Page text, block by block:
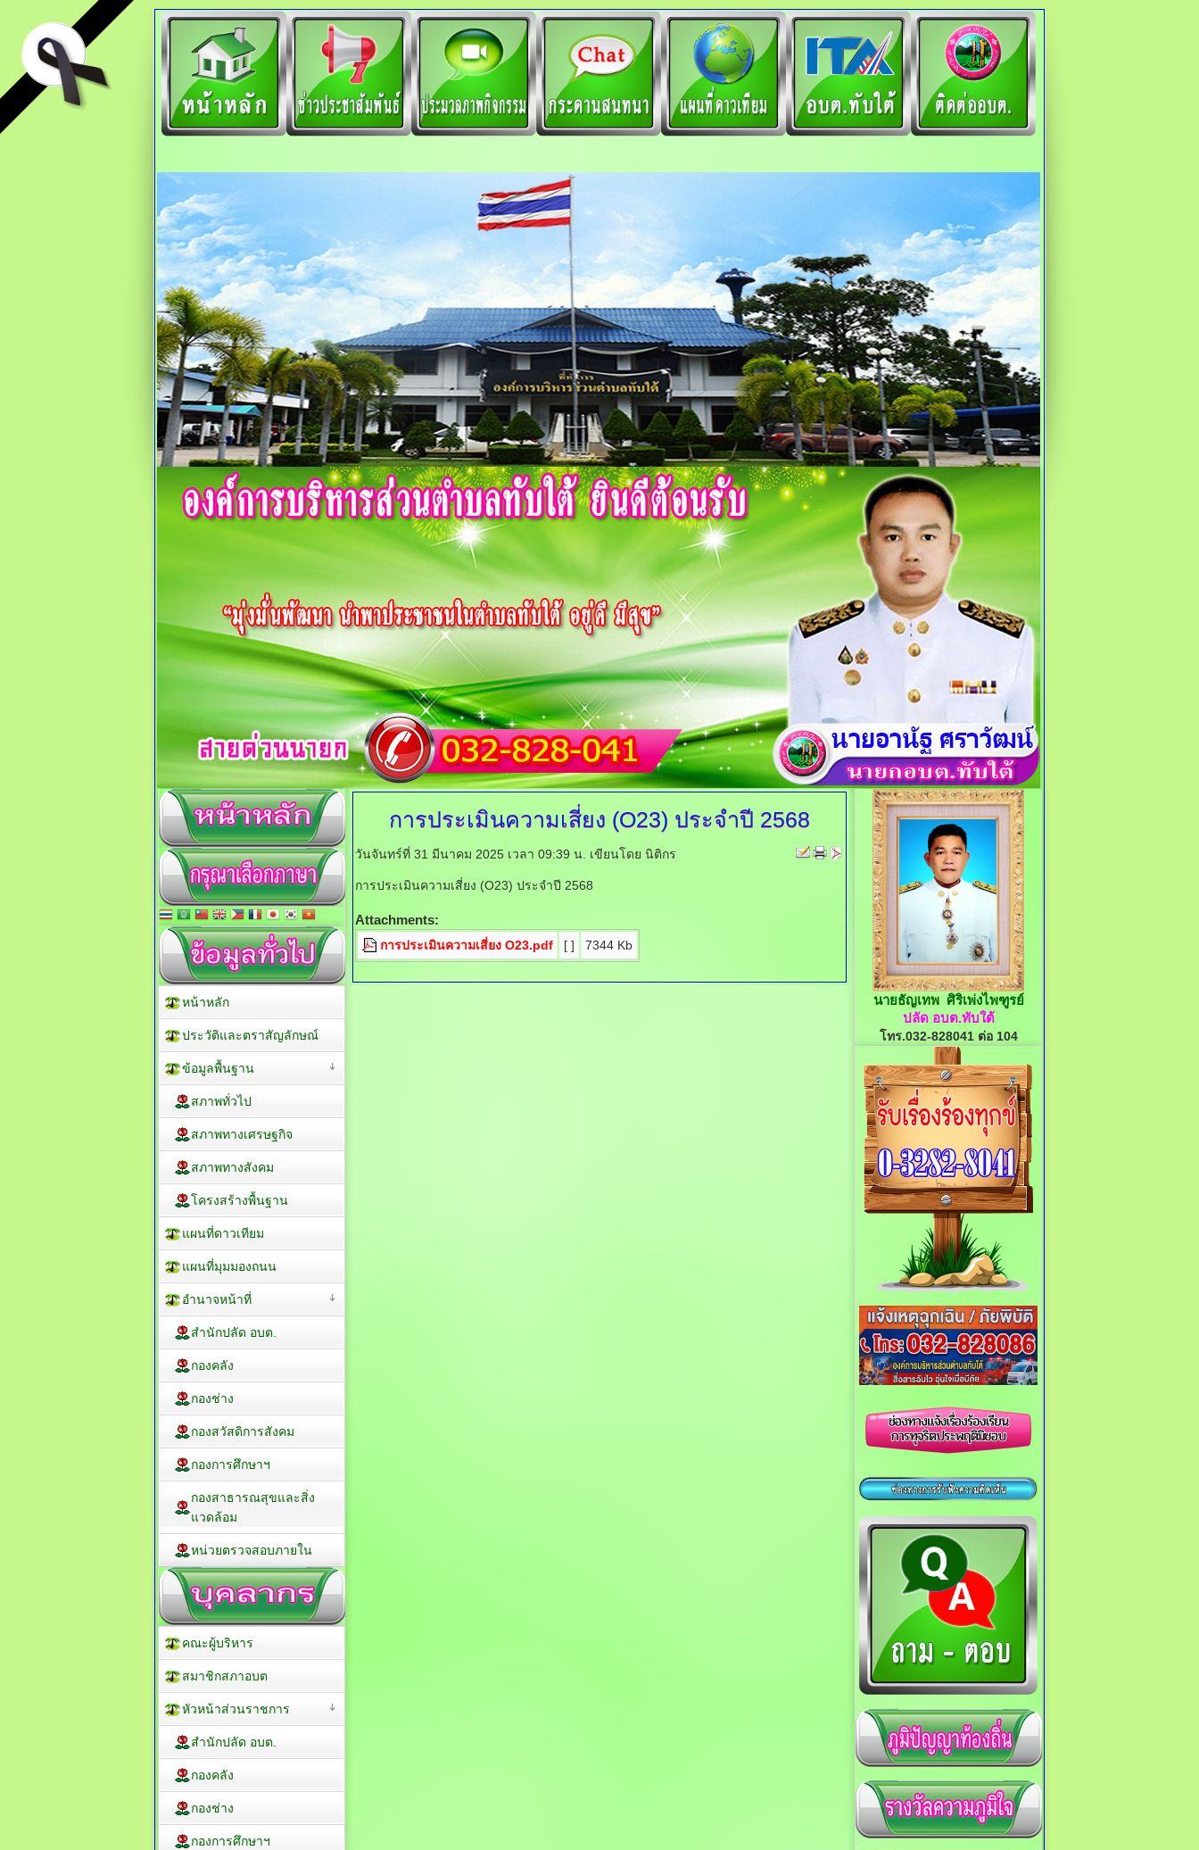
การประเมินความเสี่ยง (O23) ประจำปี 2568
วันจันทร์ที่ 31 มีนาคม 2025 เวลา 09:39 น. เขียนโดย นิติกร
การประเมินความเสี่ยง (O23) ประจำปี 2568
Attachments:
การประเมินความเสี่ยง O23.pdf [ ] 7344 Kb
หน้าหลัก
ประวัติและตราสัญลักษณ์
ข้อมูลพื้นฐาน
สภาพทั่วไป
สภาพทางเศรษฐกิจ
สภาพทางสังคม
โครงสร้างพื้นฐาน
แผนที่ดาวเทียม
แผนที่มุมมองถนน
อำนาจหน้าที่
สำนักปลัด อบต.
กองคลัง
กองช่าง
กองสวัสดิการสังคม
กองการศึกษาฯ
กองสาธารณสุขและสิ่ง
แวดล้อม
หน่วยตรวจสอบภายใน
คณะผู้บริหาร
สมาชิกสภาอบต
หัวหน้าส่วนราชการ
สำนักปลัด อบต.
กองคลัง
กองช่าง
กองการศึกษาฯ
นายธัญเทพ ศิริเพ่งไพฑูรย์
ปลัด อบต.ทับใต้
โทร.032-828041 ต่อ 104